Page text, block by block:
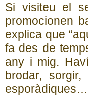
Si visiteu el
promocionen
explica que
fa des de
any i mig.
brodar,